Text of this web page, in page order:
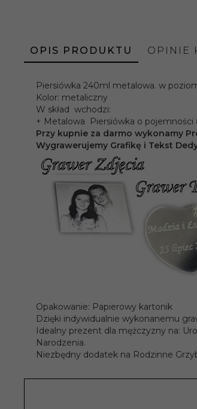
OPIS PRODUKTU OPINIE
Piersiówka 240ml metalowa. w
Kolor: metaliczny
W skład wchodzi:
+ Metalowa Piersiówka o pojemności
Przy kupnie za darmo wykonamy
Wygrawerujemy Grafikę i Tekst
Opakowanie: Papierowy kartonik
Dzięki indywidualnie wykonanemu
Idealny prezent dla mężczyzny na:
Narodzenia.
Niezbędny dodatek na Rodzinne